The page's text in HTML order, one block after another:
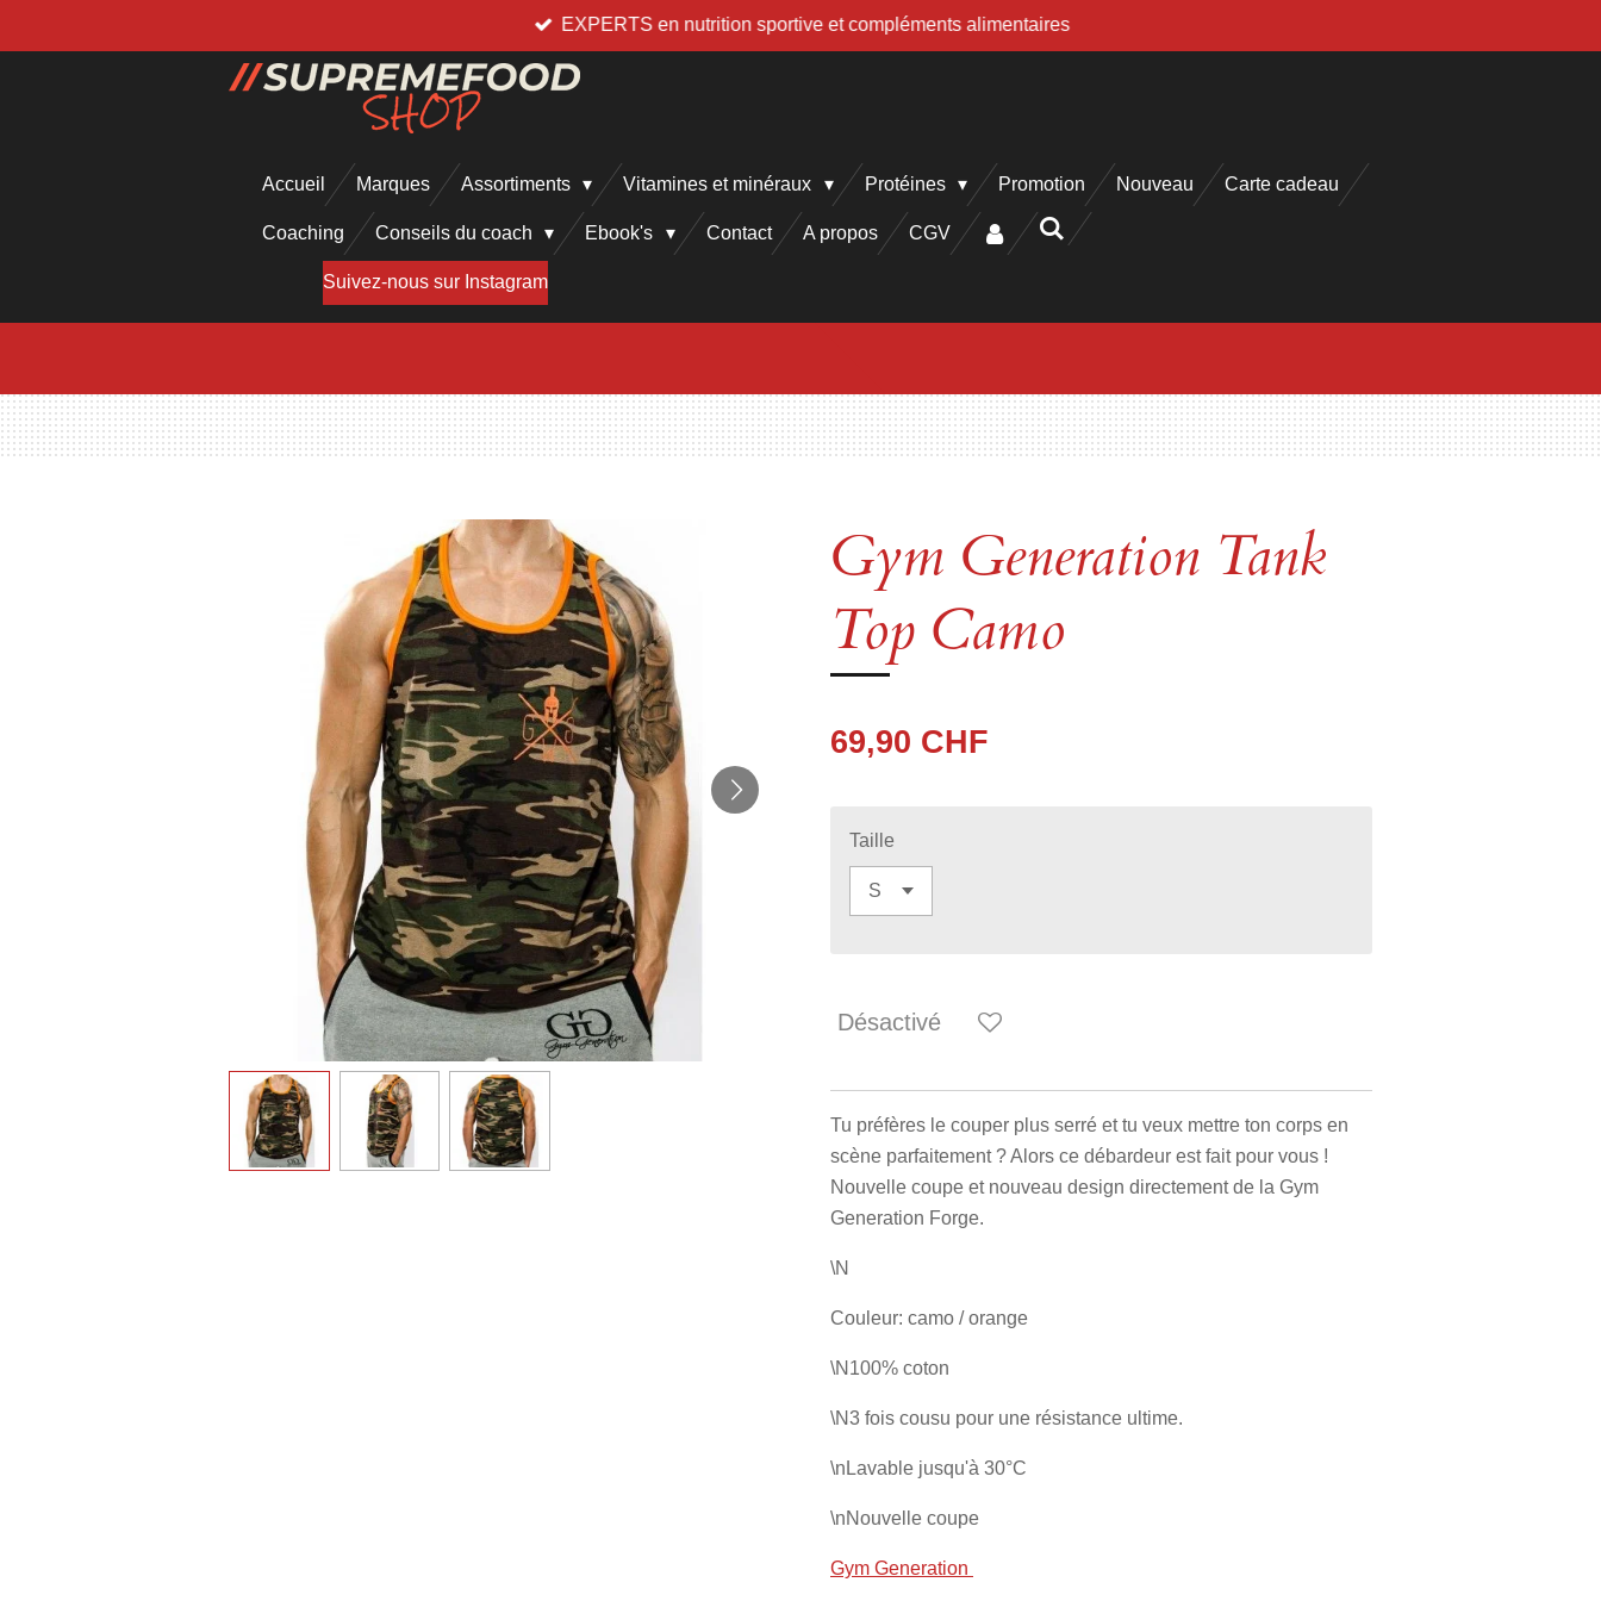
au
EXPERTS en nutrition sportive et compléments alimentaires
Accueil Marques Assortiments Vitamines et minéraux Protéines Promotion Nouveau Carte cadeau
Coaching Conseils du coach Ebook's Contact A propos CGV
Suivez-nous sur Instagram
Gym Generation Tank
Top Camo
69,90 CHF
Taille
Désactivé
Tu préfères le couper plus serré et tu veux mettre ton corps en
scène parfaitement ? Alors ce débardeur est fait pour vous !
Nouvelle coupe et nouveau design directement de la Gym
Generation Forge.
\N
Couleur: camo / orange
\N100% coton
\N3 fois cousu pour une résistance ultime.
\nLavable jusqu'à 30°C
\nNouvelle coupe
Gym Generation